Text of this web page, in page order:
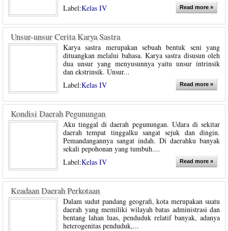
Label:Kelas IV Read more »
Unsur-unsur Cerita Karya Sastra
Karya sastra merupakan sebuah bentuk seni yang
dituangkan melalui bahasa. Karya sastra disusun oleh
dua unsur yang menyusunnya yaitu unsur intrinsik
dan ekstrinsik. Unsur...
Label:Kelas IV Read more »
Kondisi Daerah Pegunungan
Aku tinggal di daerah pegunungan. Udara di sekitar
daerah tempat tinggalku sangat sejuk dan dingin.
Pemandangannya sangat indah. Di daerahku banyak
sekali pepohonan yang tumbuh....
Label:Kelas IV Read more »
Keadaan Daerah Perkotaan
Dalam sudut pandang geografi, kota merupakan suatu
daerah yang memiliki wilayah batas administrasi dan
bentang lahan luas, penduduk relatif banyak, adanya
heterogenitas penduduk,...